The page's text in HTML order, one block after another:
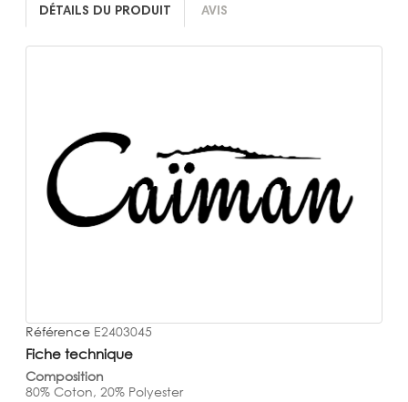
DÉTAILS DU PRODUIT AVIS
Référence E2403045
Fiche technique
Composition
80% Coton, 20% Polyester